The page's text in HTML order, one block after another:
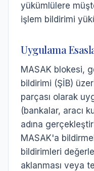
yükümlülere
işlem bildirimi
Uygulama
MASAK blokesi,
bildirimi (ŞİB)
parçası olarak
(bankalar, aracı
adına
MASAK'a
bildirimleri
aklanması veya